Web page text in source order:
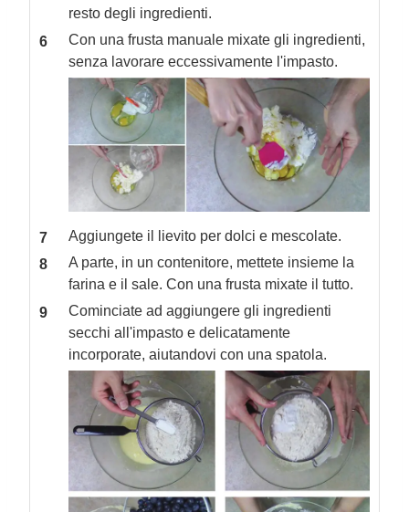
resto degli ingredienti.
Con una frusta manuale mixate gli ingredienti,
senza lavorare eccessivamente l'impasto.
Aggiungete il lievito per dolci e mescolate.
A parte, in un contenitore, mettete insieme la
farina e il sale. Con una frusta mixate il tutto.
Cominciate ad aggiungere gli ingredienti
secchi all'impasto e delicatamente
incorporate, aiutandovi con una spatola.